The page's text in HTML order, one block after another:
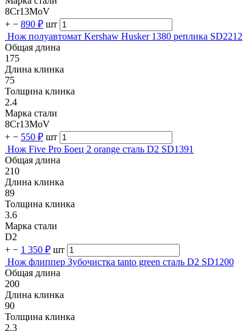
8Cr13MoV
+ − 890 ₽ шт
Нож полуавтомат Kershaw Husker 1380 реплика SD2212
Общая длина
175
Длина клинка
75
Толщина клинка
2.4
Марка стали
8Cr13MoV
+ − 550 ₽ шт
Нож Five Pro Боец 2 orange сталь D2 SD1391
Общая длина
210
Длина клинка
89
Толщина клинка
3.6
Марка стали
D2
+ − 1 350 ₽ шт
Нож флиппер Зубочистка tanto green сталь D2 SD1200
Общая длина
200
Длина клинка
90
Толщина клинка
2.3